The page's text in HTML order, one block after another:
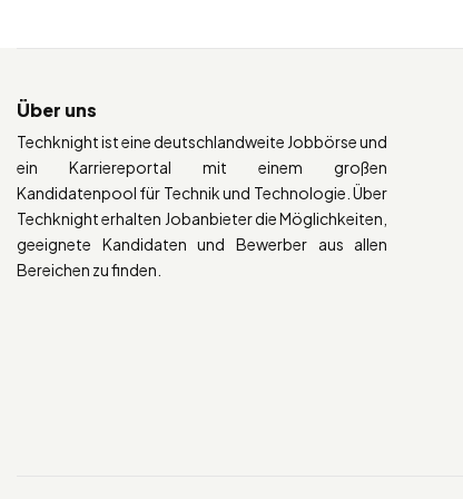
Über uns
Techknight ist eine deutschlandweite Jobbörse und
ein Karriereportal mit einem großen
Kandidatenpool für Technik und Technologie. Über
Techknight erhalten Jobanbieter die Möglichkeiten,
geeignete Kandidaten und Bewerber aus allen
Bereichen zu finden.